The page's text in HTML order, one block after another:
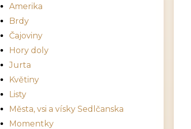
Amerika
Brdy
Čajoviny
Hory doly
Jurta
Květiny
Listy
Města, vsi a vísky Sedlčanska
Momentky